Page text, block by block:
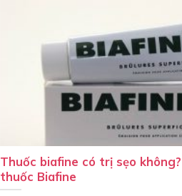
Thuốc biafine có trị sẹo
thuốc Biafine